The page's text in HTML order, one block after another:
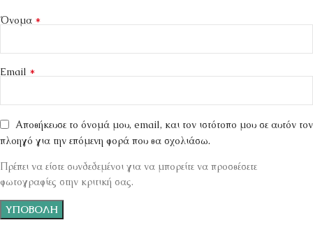
Όνομα *
Email *
Αποθήκευσε το όνομά μου, email, και τον ιστότοπο μου σε αυτόν τον
πλοηγό για την επόμενη φορά που θα σχολιάσω.
Πρέπει να είστε συνδεδεμένοι για να μπορείτε να προσθέσετε
φωτογραφίες στην κριτική σας.